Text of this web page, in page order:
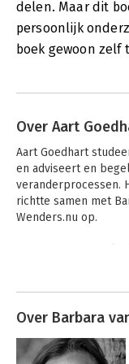
delen. Maar dit
persoonlijk
boek gewoon zelf
Over Aart
Aart Goedhart
en adviseert en
veranderprocessen.
richtte samen met
Wenders.nu op.
Ook is hij kerndocent
Over Barbara